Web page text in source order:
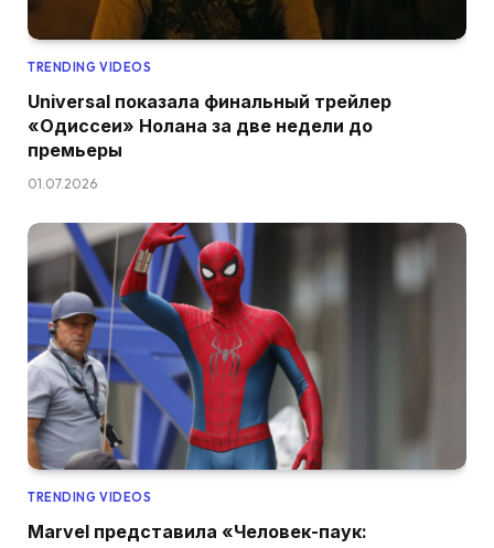
TRENDING VIDEOS
Universal показала финальный трейлер
«Одиссеи» Нолана за две недели до
премьеры
01.07.2026
TRENDING VIDEOS
Marvel представила «Человек-паук: